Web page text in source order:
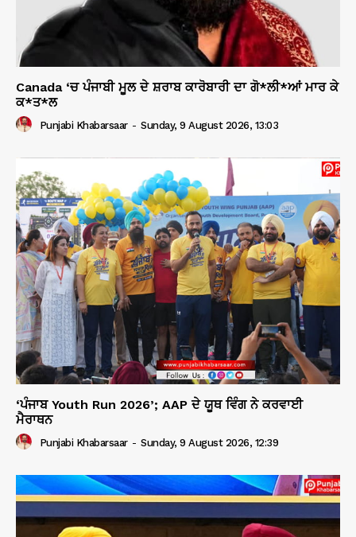
Canada ‘ਚ ਪੰਜਾਬੀ ਮੂਲ ਦੇ ਸ਼ਰਾਬ ਕਾਰੋਬਾਰੀ ਦਾ ਗੋ*ਲੀ*ਆਂ ਮਾਰ ਕੇ
ਕ*ਤ*ਲ
Punjabi Khabarsaar - Sunday, 9 August 2026, 13:03
‘ਪੰਜਾਬ Youth Run 2026’; AAP ਦੇ ਯੂਥ ਵਿੰਗ ਨੇ ਕਰਵਾਈ
ਮੈਰਾਥਨ
Punjabi Khabarsaar - Sunday, 9 August 2026, 12:39